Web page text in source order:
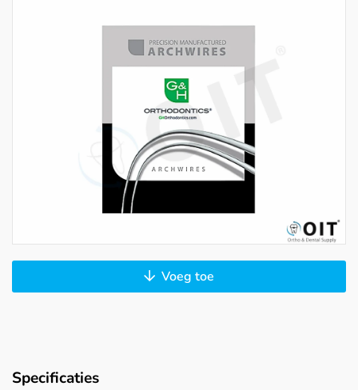
Voeg toe
Specificaties